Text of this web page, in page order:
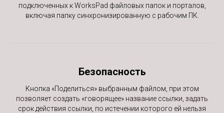
подключенных к WorksPad файловых папок и порталов,
включая папку синхронизированную с рабочим ПК.
Безопасность
Кнопка «Поделиться» выбранным файлом, при этом
позволяет создать «говорящее» название ссылки, задать
срок действия ссылки, по истечении которого ей нельзя